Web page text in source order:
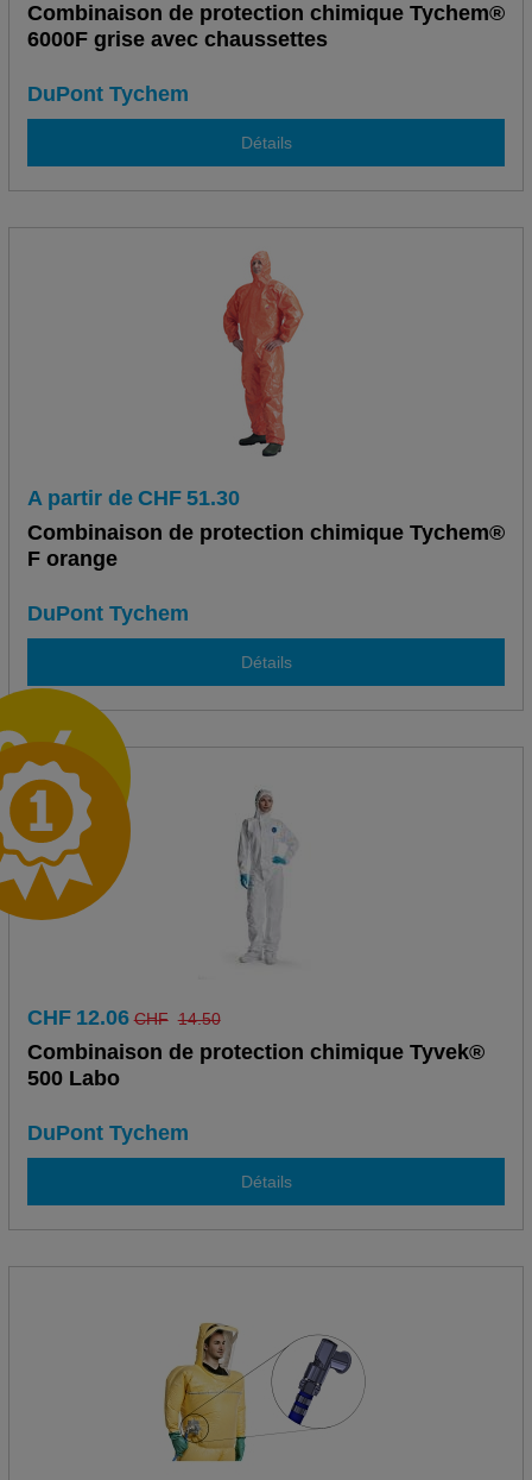
Combinaison de protection chimique Tychem®
6000F grise avec chaussettes
DuPont Tychem
Détails
A partir de CHF 51.30
Combinaison de protection chimique Tychem®
F orange
DuPont Tychem
Détails
CHF 12.06 CHF 14.50
Combinaison de protection chimique Tyvek®
500 Labo
DuPont Tychem
Détails